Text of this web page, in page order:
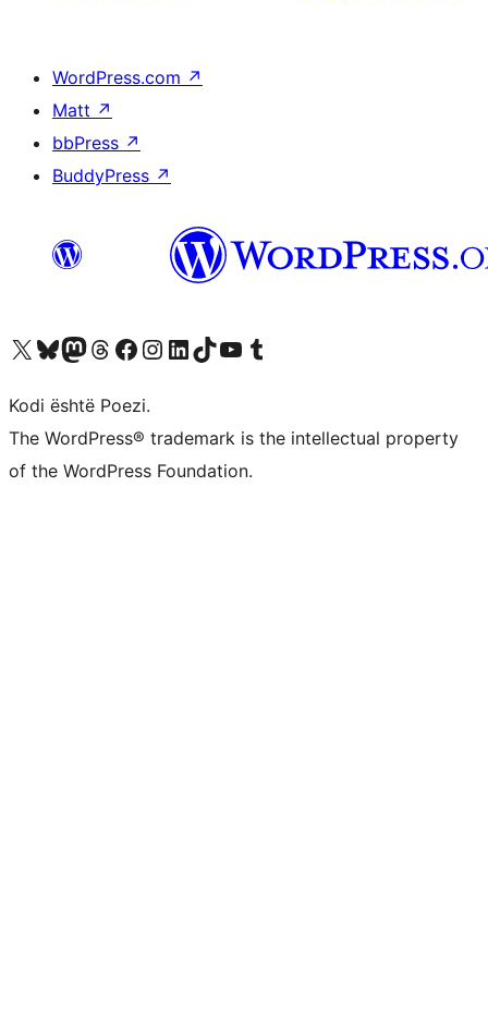
WordPress.com ↗
Matt ↗
bbPress ↗
BuddyPress ↗
Vizitoni llogarinë tonë X (ish Twitter)
Vizitoni llogarinë tonë Bluesky
Vizitoni llogarinë tonë Mastodon
Vizitoni llogarinë tonë Threads
Vizitoni faqen tonë në Facebook
Vizitoni llogarinë tonë Instagram
Vizitoni llogarinë tonë LinkedIn
Vizitoni llogarinë tonë TikTok
Vizitoni kanalin tonë YouTube
Vizitoni llogarinë tonë Tumblr
Kodi është Poezi.
The WordPress® trademark is the intellectual property
of the WordPress Foundation.